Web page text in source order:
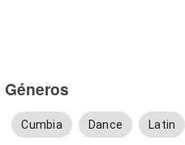
Géneros
Cumbia Dance Latin